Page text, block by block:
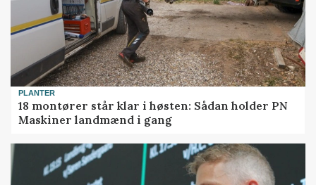
PLANTER
18 montører står klar i høsten: Sådan holder PN
Maskiner landmænd i gang